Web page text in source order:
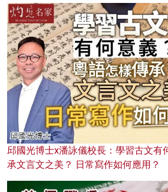
邱國光博士x潘詠儀校長：學習古文有
承文言文之美？ 日常寫作如何應用？